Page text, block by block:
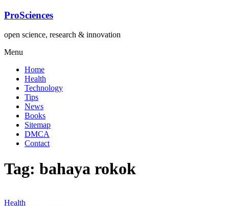
Lompat
konten
ProSciences
open science, research & innovation
Menu
Home
Health
Technology
Tips
News
Books
Sitemap
DMCA
Contact
Tag: bahaya rokok
Health